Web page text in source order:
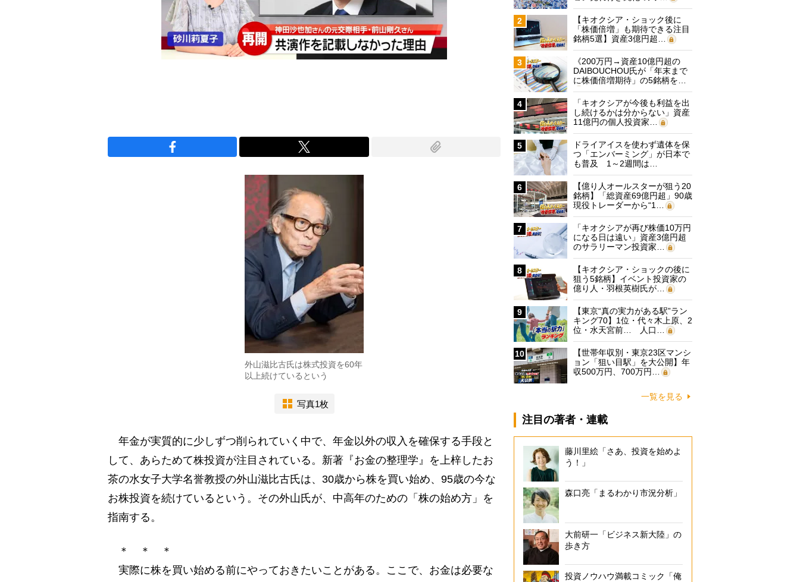
00:00/ 00:50
外山滋比古氏は株式投資を60年
以上続けているという
写真1枚
年金が実質的に少しずつ削られていく中で、年金以外の収入を確保する手段と
して、あらためて株投資が注目されている。新著『お金の整理学』を上梓したお
茶の水女子大学名誉教授の外山滋比古氏は、30歳から株を買い始め、95歳の今な
お株投資を続けているという。その外山氏が、中高年のための「株の始め方」を
指南する。
＊ ＊ ＊
実際に株を買い始める前にやっておきたいことがある。ここで、お金は必要な
2
【キオクシア・ショック後に
「株価倍増」も期待できる注目
銘柄5選】資産3億円超…
3
《200万円→資産10億円超の
DAIBOUCHOU氏が「年末まで
に株価倍増期待」の5銘柄を…
4
「キオクシアが今後も利益を出
し続けるかは分からない」資産
11億円の個人投資家…
5
ドライアイスを使わず遺体を保
つ「エンバーミング」が日本で
も普及 1～2週間は…
6
【億り人オールスターが狙う20
銘柄】「総資産69億円超」90歳
現役トレーダーから“1…
7
「キオクシアが再び株価10万円
になる日は遠い」資産3億円超
のサラリーマン投資家…
8
【キオクシア・ショックの後に
狙う5銘柄】イベント投資家の
億り人・羽根英樹氏が…
9
【東京“真の実力がある駅”ラン
キング70】1位・代々木上原、2
位・水天宮前… 人口…
10
【世帯年収別・東京23区マンシ
ョン「狙い目駅」を大公開】年
収500万円、700万円…
一覧を見る
注目の著者・連載
藤川里絵「さあ、投資を始めよ
う！」
森口亮「まるわかり市況分析」
大前研一「ビジネス新大陸」の
歩き方
投資ノウハウ満載コミック「俺